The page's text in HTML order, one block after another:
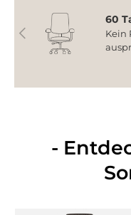
Vorherige
60
Kein
-